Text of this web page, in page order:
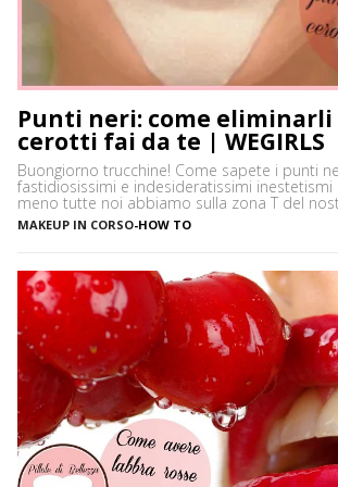
Punti neri: come eliminarli
cerotti fai da te | WEGIRLS
Buongiorno trucchine! Come sapete i punti
fastidiosissimi e indesideratissimi inestetismi
meno tutte noi abbiamo sulla zona T del
è più spesso vittima di impurità e alterazioni
soprattutto se si ha la pelle grassa e non si
MAKEUP IN CORSO-HOW TO